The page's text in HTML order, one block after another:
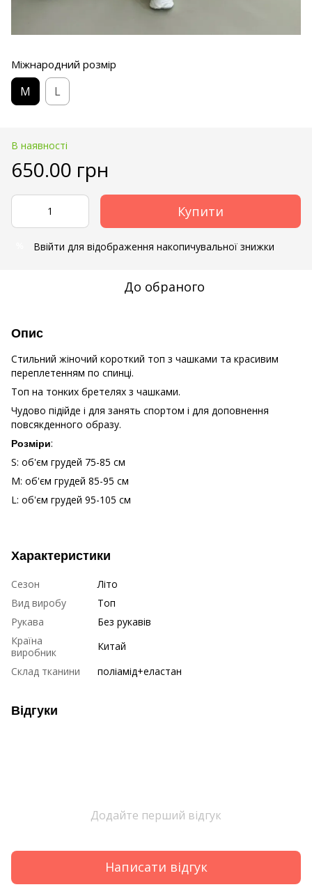
Міжнародний розмір
M L
В наявності
650.00 грн
Купити
Ввійти для відображення накопичувальної знижки
До обраного
Опис
Стильний жіночий короткий топ з чашками та красивим
переплетенням по спинці.
Топ на тонких бретелях з чашками.
Чудово підійде і для занять спортом і для доповнення
повсякденного образу.
Розміри:
S: об'єм грудей 75-85 см
M: об'єм грудей 85-95 см
L: об'єм грудей 95-105 см
Характеристики
Сезон
Літо
Вид виробу
Топ
Рукава
Без рукавів
Країна
виробник
Китай
Склад тканини
поліамід+еластан
Відгуки
Додайте перший відгук
Написати відгук